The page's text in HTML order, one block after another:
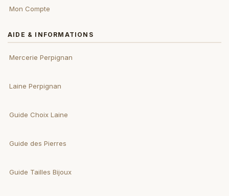
Mon Compte
AIDE & INFORMATIONS
Mercerie Perpignan
Laine Perpignan
Guide Choix Laine
Guide des Pierres
Guide Tailles Bijoux